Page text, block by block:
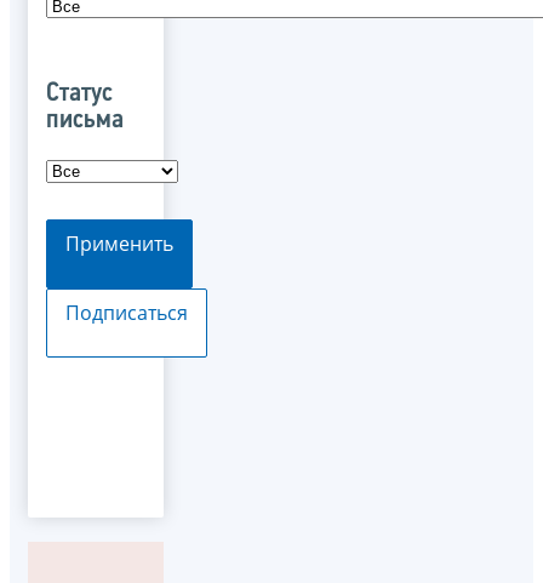
Статус
письма
Применить
Подписаться